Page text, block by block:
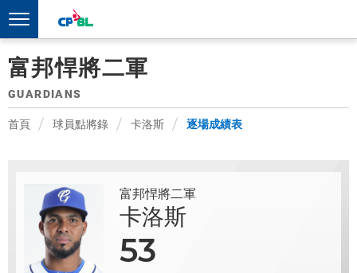
富邦悍將二軍
GUARDIANS
首頁 球員點將錄 卡洛斯 逐場成績表
富邦悍將二軍
卡洛斯
53